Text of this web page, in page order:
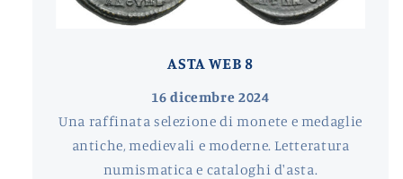
ASTA WEB 8
16 dicembre 2024
Una raffinata selezione di monete e medaglie
antiche, medievali e moderne. Letteratura
numismatica e cataloghi d'asta.